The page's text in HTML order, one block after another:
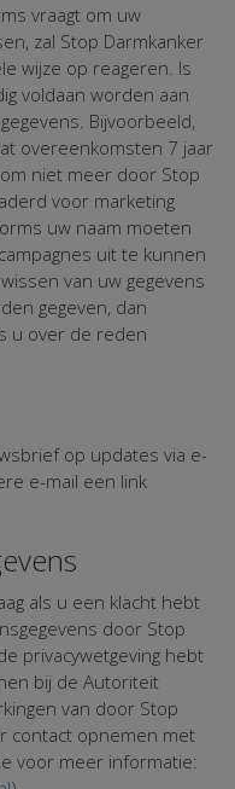
vraagt om uw
zal Stop Darmkanker
wijze op reageren. Is
voldaan worden aan
Bijvoorbeeld,
overeenkomsten 7 jaar
niet meer door Stop
voor marketing
uw naam moeten
uit te kunnen
van uw gegevens
gegeven, dan
u over de reden
op updates via e-
e-mail een link
als u een klacht hebt
door Stop
privacywetgeving hebt
bij de Autoriteit
van door Stop
contact opnemen met
voor meer informatie: